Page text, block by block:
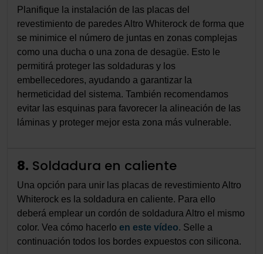
Planifique la instalación de las placas del
revestimiento de paredes Altro Whiterock de forma que
se minimice el número de juntas en zonas complejas
como una ducha o una zona de desagüe. Esto le
permitirá proteger las soldaduras y los
embellecedores, ayudando a garantizar la
hermeticidad del sistema. También recomendamos
evitar las esquinas para favorecer la alineación de las
láminas y proteger mejor esta zona más vulnerable.
8. Soldadura en caliente
Una opción para unir las placas de revestimiento Altro
Whiterock es la soldadura en caliente. Para ello
deberá emplear un cordón de soldadura Altro el mismo
color. Vea cómo hacerlo en este vídeo. Selle a
continuación todos los bordes expuestos con silicona.